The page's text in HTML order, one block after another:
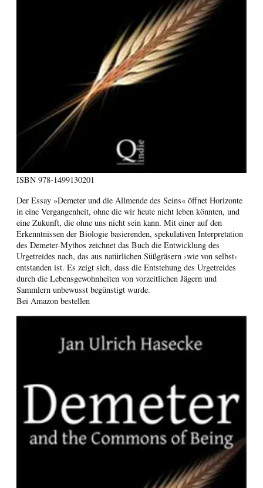
ISBN 978-1499130201
Der Essay »Demeter und die Allmende des Seins« öffnet Horizonte
in eine Vergangenheit, ohne die wir heute nicht leben könnten, und
eine Zukunft, die ohne uns nicht sein kann. Mit einer auf den
Erkenntnissen der Biologie basierenden, spekulativen Interpretation
des Demeter-Mythos zeichnet das Buch die Entwicklung des
Urgetreides nach, das aus natürlichen Süßgräsern ›wie von selbst‹
entstanden ist. Es zeigt sich, dass die Entstehung des Urgetreides
durch die Lebensgewohnheiten von vorzeitlichen Jägern und
Sammlern unbewusst begünstigt wurde.
Bei Amazon bestellen